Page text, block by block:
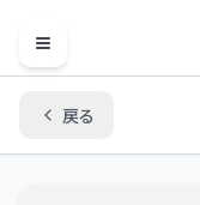
Open menu
戻る